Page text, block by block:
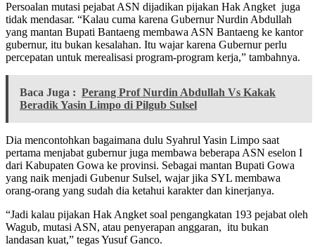
Persoalan mutasi pejabat ASN dijadikan pijakan Hak Angket juga
tidak mendasar. “Kalau cuma karena Gubernur Nurdin Abdullah
yang mantan Bupati Bantaeng membawa ASN Bantaeng ke kantor
gubernur, itu bukan kesalahan. Itu wajar karena Gubernur perlu
percepatan untuk merealisasi program-program kerja,” tambahnya.
Baca Juga : Perang Prof Nurdin Abdullah Vs Kakak
Beradik Yasin Limpo di Pilgub Sulsel
Dia mencontohkan bagaimana dulu Syahrul Yasin Limpo saat
pertama menjabat gubernur juga membawa beberapa ASN eselon I
dari Kabupaten Gowa ke provinsi. Sebagai mantan Bupati Gowa
yang naik menjadi Gubenur Sulsel, wajar jika SYL membawa
orang-orang yang sudah dia ketahui karakter dan kinerjanya.
“Jadi kalau pijakan Hak Angket soal pengangkatan 193 pejabat oleh
Wagub, mutasi ASN, atau penyerapan anggaran, itu bukan
landasan kuat,” tegas Yusuf Ganco.